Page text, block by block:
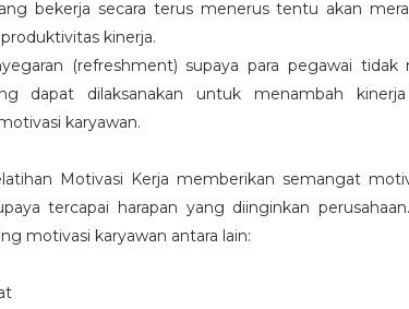
bekerja secara terus menerus tentu akan
kinerja.
(refreshment) supaya para pegawai tidak
dapat dilaksanakan untuk menambah
karyawan.
Motivasi Kerja memberikan semangat
tercapai harapan yang diinginkan
motivasi karyawan antara lain: